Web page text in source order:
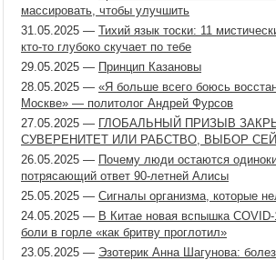
массировать, чтобы улучшить
31.05.2025 — Тихий язык тоски: 11
кто-то глубоко скучает по тебе
29.05.2025 — Принцип Казановы
28.05.2025 — «Я больше всего боюсь
Москве» — политолог Андрей Фурсов
27.05.2025 — ГЛОБАЛЬНЫЙ ПРИЗЫВ
СУВЕРЕНИТЕТ ИЛИ РАБСТВО, ВЫБОР
26.05.2025 — Почему люди остаются
потрясающий ответ 90-летней Алисы
25.05.2025 — Сигналы организма, которые
24.05.2025 — В Китае новая вспышка
боли в горле «как бритву проглотил»
23.05.2025 — Эзотерик Анна Шагунова: